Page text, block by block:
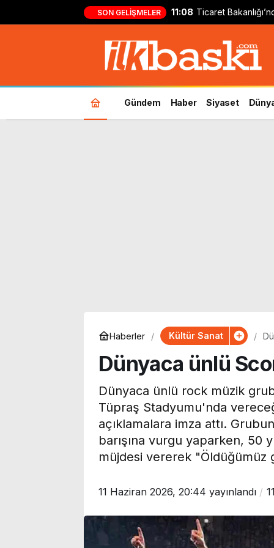
SON GELIŞMELER 11:08 Ticaret
Gündem Haber Siyaset
Haberler Kültür Sanat
Dünyaca ünlü
Dünyaca ünlü rock müzik
Tüpraş Stadyumu'nda
açıklamalara imza attı.
barışına vurgu yaparken, 50
müjdesi vererek "Öldüğümüz
11 Haziran 2026, 20:44 yayınlandı
Ağustos
Bugün hangi